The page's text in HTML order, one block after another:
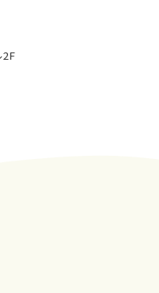
2F